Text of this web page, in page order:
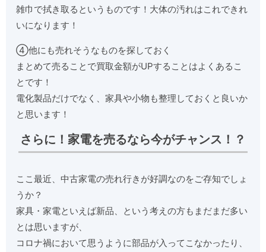
雑巾で拭き取るというものです！大体の汚れはこれできれ
いになります！
④他にも売れそうなものを探しておく
まとめて売ることで買取金額がUPすることはよくあるこ
とです！
電化製品だけでなく、家具や小物も整理しておくと良いか
と思います！
さらに！家電を売るなら今がチャンス！？
ここ最近、中古家電の売れ行きが好調なのをご存知でしょ
うか？
家具・家電といえば新品、という考えの方もまだまだ多い
とは思いますが、
コロナ禍において思うように部品が入ってこなかったり、